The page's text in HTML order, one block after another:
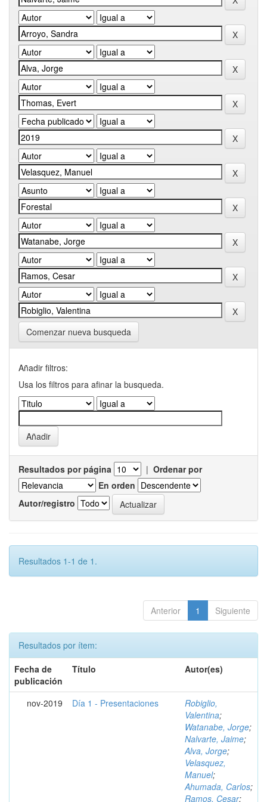
Comenzar nueva busqueda
Añadir filtros:
Usa los filtros para afinar la busqueda.
Resultados por página | Ordenar por
En orden
Autor/registro
Resultados 1-1 de 1.
Anterior 1 Siguiente
Resultados por ítem:
Fecha de
publicación
Título Autor(es)
nov-2019 Día 1 - Presentaciones
Robiglio,
Valentina;
Watanabe, Jorge;
Nalvarte, Jaime;
Alva, Jorge;
Velasquez,
Manuel;
Ahumada, Carlos;
Ramos, Cesar;